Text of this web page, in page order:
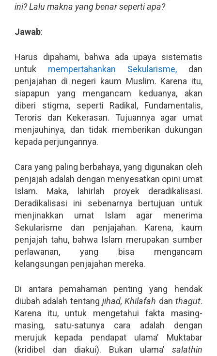
ini? Lalu makna yang benar seperti apa?
Jawab:
Harus dipahami, bahwa ada upaya sistematis
untuk mempertahankan Sekularisme, dan
penjajahan di negeri kaum Muslim. Karena itu,
siapapun yang mengancam keduanya, akan
diberi stigma, seperti Radikal, Fundamentalis,
Teroris dan Kekerasan. Tujuannya agar umat
menjauhinya, dan tidak memberikan dukungan
kepada perjungannya.
Cara yang paling berbahaya, yang digunakan oleh
penjajah adalah dengan menyesatkan opini umat
Islam. Maka, lahirlah proyek deradikalisasi.
Deradikalisasi ini sebenarnya bertujuan untuk
menjinakkan umat Islam agar menerima
Sekularisme dan penjajahan. Karena, kaum
penjajah tahu, bahwa Islam merupakan sumber
perlawanan, yang bisa mengancam
kelangsungan penjajahan mereka.
Di antara pemahaman penting yang hendak
diubah adalah tentang jihad, Khilafah danthagut.
Karena itu, untuk mengetahui fakta masing-
masing, satu-satunya cara adalah dengan
merujuk kepada pendapat ulama’ Muktabar
(kridibel dan diakui). Bukan ulama’ salathin